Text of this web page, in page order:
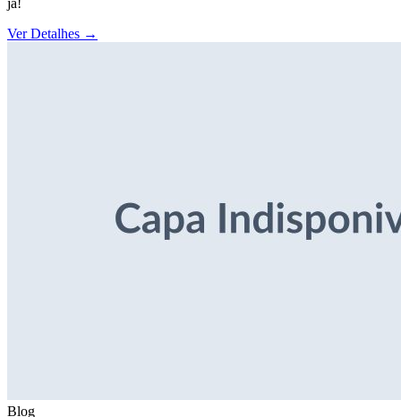
já!
Ver Detalhes →
Blog